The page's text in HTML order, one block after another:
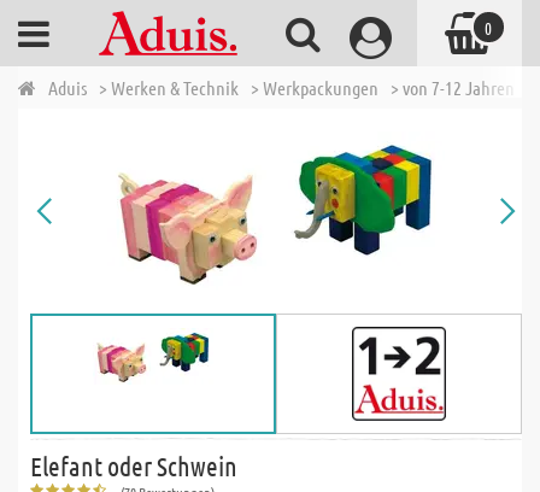
Aduis > Werken & Technik > Werkpackungen > von 7-12 Jahren
Elefant oder Schwein
0